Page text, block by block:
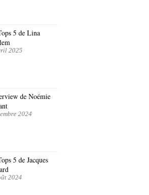
5 de Lina
2025
de Noémie
2024
5 de Jacques
2024